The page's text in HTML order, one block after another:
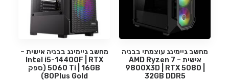
הוספה לסל
מחשב גיימינג עוצמתי בבניה
אישית – AMD Ryzen 7
9800X3D | RTX 5080 |
32GB DDR5
הוספה לסל
מחשב גיימינג בבניה אישית –
Intel i5-14400F | RTX
5060 Ti | 16GB (ספק
80Plus Gold)